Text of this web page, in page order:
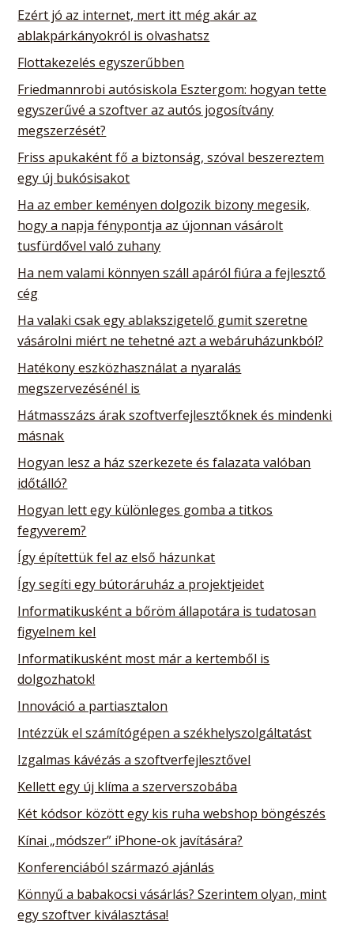
Ezért jó az internet, mert itt még akár az
ablakpárkányokról is olvashatsz
Flottakezelés egyszerűbben
Friedmannrobi autósiskola Esztergom: hogyan tette
egyszerűvé a szoftver az autós jogosítvány
megszerzését?
Friss apukaként fő a biztonság, szóval beszereztem
egy új bukósisakot
Ha az ember keményen dolgozik bizony megesik,
hogy a napja fénypontja az újonnan vásárolt
tusfürdővel való zuhany
Ha nem valami könnyen száll apáról fiúra a fejlesztő
cég
Ha valaki csak egy ablakszigetelő gumit szeretne
vásárolni miért ne tehetné azt a webáruházunkból?
Hatékony eszközhasználat a nyaralás
megszervezésénél is
Hátmasszázs árak szoftverfejlesztőknek és mindenki
másnak
Hogyan lesz a ház szerkezete és falazata valóban
időtálló?
Hogyan lett egy különleges gomba a titkos
fegyverem?
Így építettük fel az első házunkat
Így segíti egy bútoráruház a projektjeidet
Informatikusként a bőröm állapotára is tudatosan
figyelnem kel
Informatikusként most már a kertemből is
dolgozhatok!
Innováció a partiasztalon
Intézzük el számítógépen a székhelyszolgáltatást
Izgalmas kávézás a szoftverfejlesztővel
Kellett egy új klíma a szerverszobába
Két kódsor között egy kis ruha webshop böngészés
Kínai „módszer” iPhone-ok javítására?
Konferenciából származó ajánlás
Könnyű a babakocsi vásárlás? Szerintem olyan, mint
egy szoftver kiválasztása!